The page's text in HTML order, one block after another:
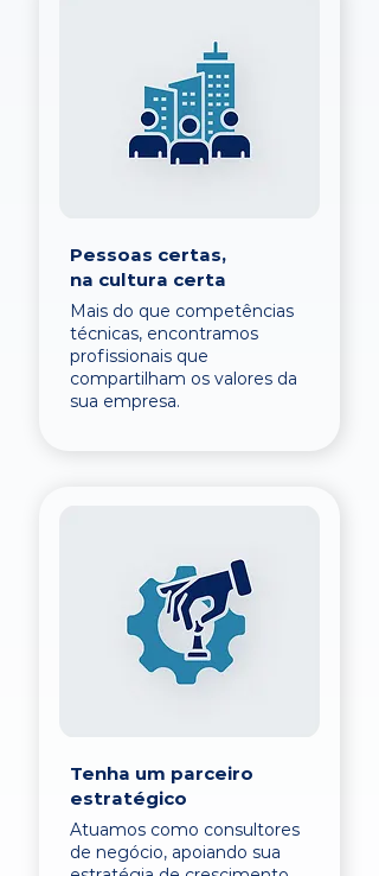
Pessoas certas,
na cultura certa
Mais do que competências
técnicas, encontramos
profissionais que
compartilham os valores da
sua empresa.
Tenha um parceiro
estratégico
Atuamos como consultores
de negócio, apoiando sua